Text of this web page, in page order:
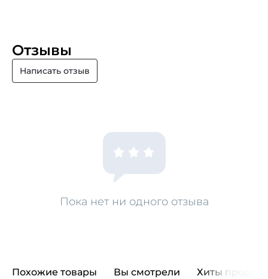
Отзывы
Написать отзыв
Пока нет ни одного отзыва
Похожие товары Вы смотрели Хиты продаж